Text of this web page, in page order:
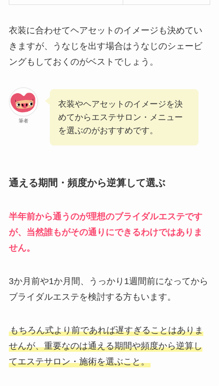
衣装に合わせてヘアセットのイメージも決めてい
きますが、うなじを出す場合はうなじのシェービ
ングもしておくのがベストでしょう。
筆者
衣装やヘアセットのイメージを決
めてからエステサロン・メニュー
を選ぶのがおすすめです。
通える期間・頻度から逆算して選ぶ
半年前から通うのが理想のブライダルエステです
が、当然誰もがその通りにできるわけではありま
せん。
3か月前や1か月間、うっかり1週間前になってから
ブライダルエステを検討する方もいます。
もちろん式より前であれば遅すぎることはありま
せんが、重要なのは通える期間や頻度から逆算し
てエステサロン・施術を選ぶこと。